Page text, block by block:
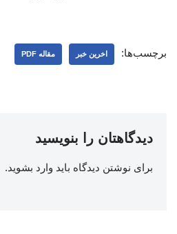
برچسب‌ها: اخرین خبر مقاله PDF
دیدگاهتان را بنویسید
برای نوشتن دیدگاه باید وارد بشوید.